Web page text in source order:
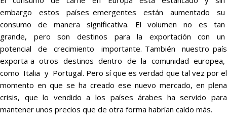
embargo estos países emergentes están aumentado su
consumo de manera significativa. El volumen no es tan
grande, pero son destinos para la exportación con un
potencial de crecimiento importante. También nuestro país
exporta a otros destinos dentro de la comunidad europea,
como Italia y Portugal. Pero sí que es verdad que tal vez por el
momento en que se ha creado ese nuevo mercado, en plena
crisis, que lo vendido a los países árabes ha servido para
mantener unos precios que de otra forma habrían caído más.